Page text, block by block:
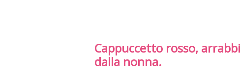
Cappuccetto rosso,
dalla nonna.